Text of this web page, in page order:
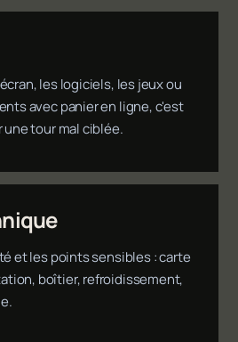
les logiciels, les jeux ou
avec panier en ligne, c'est
tour mal ciblée.
et les points sensibles : carte
boîtier, refroidissement,